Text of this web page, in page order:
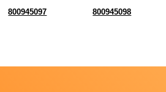
800945097 800945098